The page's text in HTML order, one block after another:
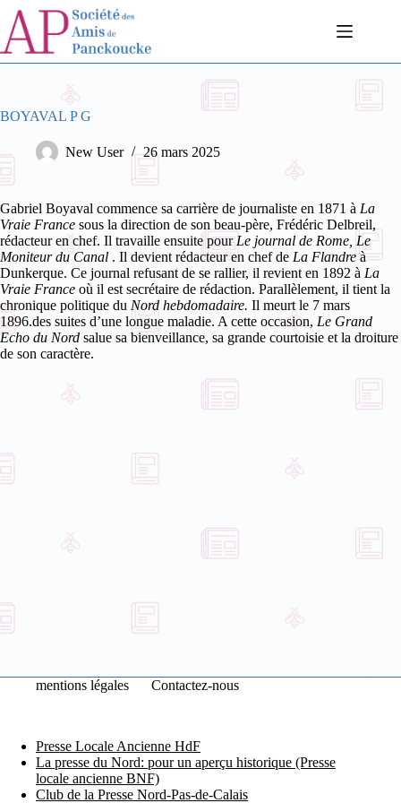
Passer
contenu
BOYAVAL P G
New User 26 mars 2025
Gabriel Boyaval commence sa carrière de journaliste en 1871 à La
Vraie France sous la direction de son beau-père, Frédéric Delbreil,
rédacteur en chef. Il travaille ensuite pour Le journal de Rome, Le
Moniteur du Canal . Il devient rédacteur en chef de La Flandre à
Dunkerque. Ce journal refusant de se rallier, il revient en 1892 à La
Vraie France où il est secrétaire de rédaction. Parallèlement, il tient la
chronique politique du Nord hebdomadaire. Il meurt le 7 mars
1896.des suites d’une longue maladie. A cette occasion, Le Grand
Echo du Nord salue sa bienveillance, sa grande courtoisie et la droiture
de son caractère.
mentions légales Contactez-nous
Presse Locale Ancienne HdF
La presse du Nord: pour un aperçu historique (Presse
locale ancienne BNF)
Club de la Presse Nord-Pas-de-Calais